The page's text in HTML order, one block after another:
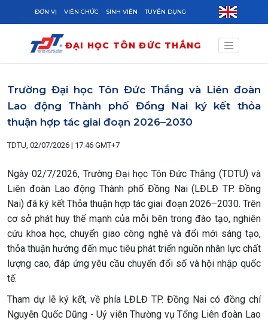
Skip to main content
ĐƠN VỊ VIÊN CHỨC SINH VIÊN TUYỂN DỤNG
ĐẠI HỌC TÔN ĐỨC THẮNG
Trường Đại học Tôn Đức Thắng và Liên đoàn
Lao động Thành phố Đồng Nai ký kết thỏa
thuận hợp tác giai đoạn 2026–2030
TDTU, 02/07/2026 | 17:46 GMT+7
Ngày 02/7/2026, Trường Đại học Tôn Đức Thắng (TDTU) và
Liên đoàn Lao động Thành phố Đồng Nai (LĐLĐ TP. Đồng
Nai) đã ký kết Thỏa thuận hợp tác giai đoạn 2026–2030. Trên
cơ sở phát huy thế mạnh của mỗi bên trong đào tạo, nghiên
cứu khoa học, chuyển giao công nghệ và đổi mới sáng tạo,
thỏa thuận hướng đến mục tiêu phát triển nguồn nhân lực chất
lượng cao, đáp ứng yêu cầu chuyển đổi số và hội nhập quốc
tế.
Tham dự lễ ký kết, về phía LĐLĐ TP. Đồng Nai có đồng chí
Nguyễn Quốc Dũng - Uỷ viên Thường vụ Tổng Liên đoàn Lao